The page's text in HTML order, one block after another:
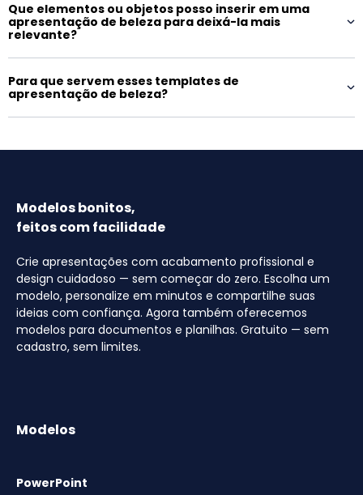
Que elementos ou objetos posso inserir em uma
apresentação de beleza para deixá-la mais
relevante?
Para que servem esses templates de
apresentação de beleza?
Modelos bonitos,
feitos com facilidade
Crie apresentações com acabamento profissional e
design cuidadoso — sem começar do zero. Escolha um
modelo, personalize em minutos e compartilhe suas
ideias com confiança. Agora também oferecemos
modelos para documentos e planilhas. Gratuito — sem
cadastro, sem limites.
Modelos
PowerPoint